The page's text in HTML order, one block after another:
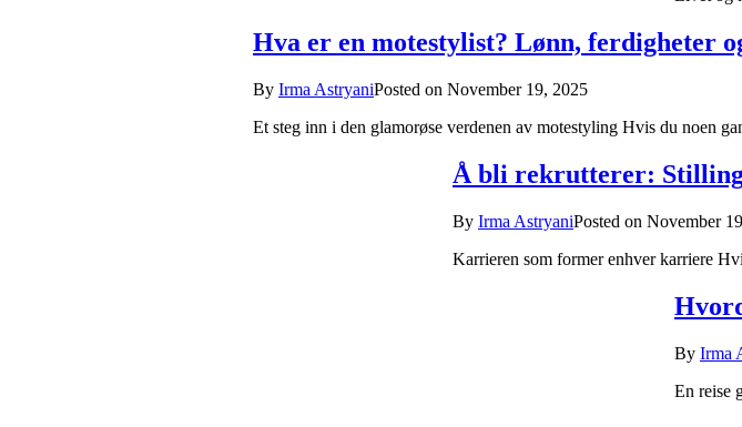
Hva er en motestylist? Lønn, ferdigheter
By Irma AstryaniPosted on November 19, 2025
Et steg inn i den glamorøse verdenen av motestyling Hvis du noen
Å bli rekrutterer:
By Irma AstryaniPosted on November
Karrieren som former enhver karriere
By Irma
En reise